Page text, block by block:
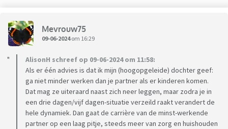
Liefs Mevrouw75
09-06-2024om 16:29
AlisonH schreef op 09-06-2024 om 11:58:
Als er één advies is dat ik mijn (hoogopgeleide) dochter geef:
ga niet minder werken dan je partner als er kinderen komen.
Dat mag ze uiteraard naast zich neer leggen, maar zodra je in
een drie dagen/vijf dagen-situatie verzeild raakt verandert de
hele dynamiek. Dan gaat de carrière van de minst-werkende
partner op een laag pitje, steeds meer van zorg en huishouden